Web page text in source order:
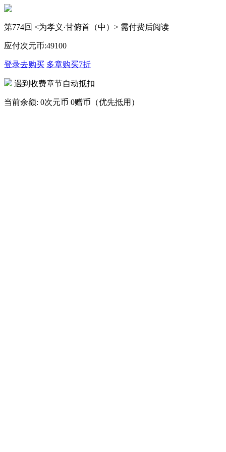
第774回 <为孝义·甘俯首（中）> 需付费后阅读
应付次元币:49100
登录去购买 多章购买7折
遇到收费章节自动抵扣
当前余额: 0次元币 0赠币（优先抵用）